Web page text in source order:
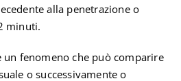
alla penetrazione o
minuti.
un fenomeno che può comparire
o successivamente o